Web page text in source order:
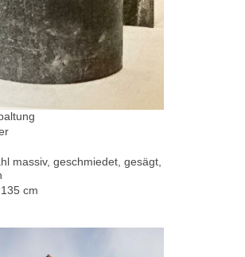
massiv, geschmiedet, gesägt,
cm